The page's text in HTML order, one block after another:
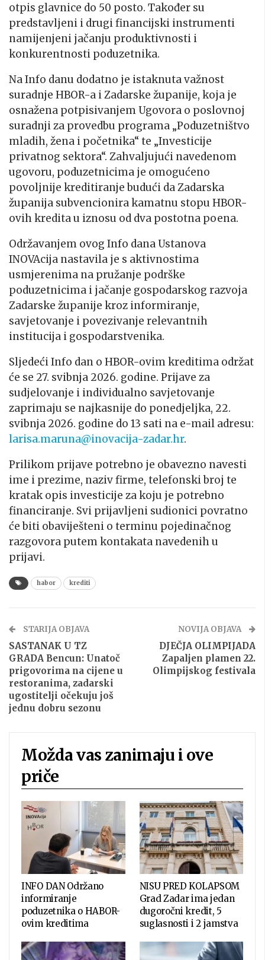
otpis glavnice do 50 posto. Također su
predstavljeni i drugi financijski instrumenti
namijenjeni jačanju produktivnosti i
konkurentnosti poduzetnika.
Na Info danu dodatno je istaknuta važnost
suradnje HBOR-a i Zadarske županije, koja je
osnažena potpisivanjem Ugovora o poslovnoj
suradnji za provedbu programa „Poduzetništvo
mladih, žena i početnika“ te „Investicije
privatnog sektora“. Zahvaljujući navedenom
ugovoru, poduzetnicima je omogućeno
povoljnije kreditiranje budući da Zadarska
županija subvencionira kamatnu stopu HBOR-
ovih kredita u iznosu od dva postotna poena.
Održavanjem ovog Info dana Ustanova
INOVAcija nastavila je s aktivnostima
usmjerenima na pružanje podrške
poduzetnicima i jačanje gospodarskog razvoja
Zadarske županije kroz informiranje,
savjetovanje i povezivanje relevantnih
institucija i gospodarstvenika.
Sljedeći Info dan o HBOR-ovim kreditima održat
će se 27. svibnja 2026. godine. Prijave za
sudjelovanje i individualno savjetovanje
zaprimaju se najkasnije do ponedjeljka, 22.
svibnja 2026. godine do 13 sati na e-mail adresu:
larisa.maruna@inovacija-zadar.hr.
Prilikom prijave potrebno je obavezno navesti
ime i prezime, naziv firme, telefonski broj te
kratak opis investicije za koju je potrebno
financiranje. Svi prijavljeni sudionici povratno
će biti obaviješteni o terminu pojedinačnog
razgovora putem kontakata navedenih u
prijavi.
habor krediti
STARIJA OBJAVA
SASTANAK U TZ
GRADA Bencun: Unatoč
prigovorima na cijene u
restoranima, zadarski
ugostitelji očekuju još
jednu dobru sezonu
NOVIJA OBJAVA
DJEČJA OLIMPIJADA
Zapaljen plamen 22.
Olimpijskog festivala
Možda vas zanimaju i ove
priče
INFO DAN Održano
informiranje
poduzetnika o HABOR-
ovim kreditima
NISU PRED KOLAPSOM
Grad Zadar ima jedan
dugoročni kredit, 5
suglasnosti i 2 jamstva